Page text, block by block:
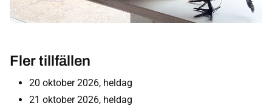
Fler tillfällen
20 oktober 2026, heldag
21 oktober 2026, heldag